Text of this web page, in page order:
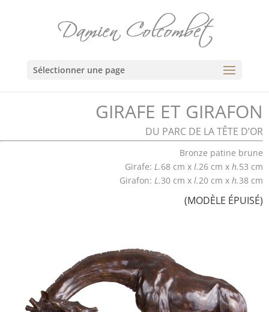
Sélectionner une page
GIRAFE ET GIRAFON
DU PARC DE LA TÊTE D’OR
Bronze patine brune
Girafe: L.68 cm x l.26 cm x h.53 cm
Girafon: L.30 cm x l.20 cm x h.38 cm
(MODÈLE ÉPUISÉ)